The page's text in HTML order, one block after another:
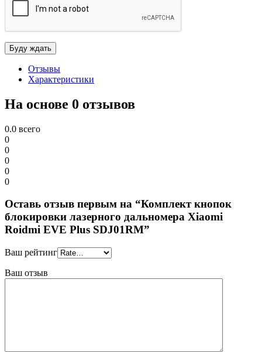
Отзывы
Характеристики
На основе 0 отзывов
0.0 всего
0
0
0
0
0
Оставь отзыв первым на “Комплект кнопок
блокировки лазерного дальномера Xiaomi
Roidmi EVE Plus SDJ01RM”
Ваш рейтинг
Ваш отзыв